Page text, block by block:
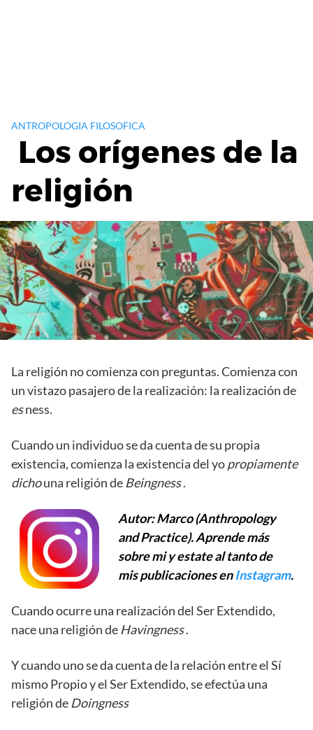
ANTROPOLOGIA FILOSOFICA
Los orígenes de la
religión
La religión no comienza con preguntas. Comienza con
un vistazo pasajero de la realización: la realización de
esness.
Cuando un individuo se da cuenta de su propia
existencia, comienza la existencia del yopropiamente
dichouna religión de Beingness.
Autor: Marco (Anthropology
and Practice). Aprende más
sobre mi y estate al tanto de
mis publicaciones enInstagram.
Cuando ocurre una realización del Ser Extendido,
nace una religión de Havingness.
Y cuando uno se da cuenta de la relación entre el Sí
mismo Propio y el Ser Extendido, se efectúa una
religión de Doingness